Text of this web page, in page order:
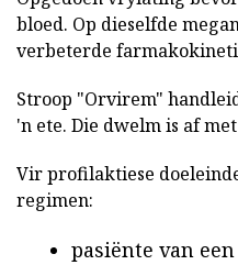
bloed. Op dieselfde
verbeterde
Stroop "Orvirem"
'n ete. Die dwelm is af
Vir profilaktiese
regimen:
pasiënte van